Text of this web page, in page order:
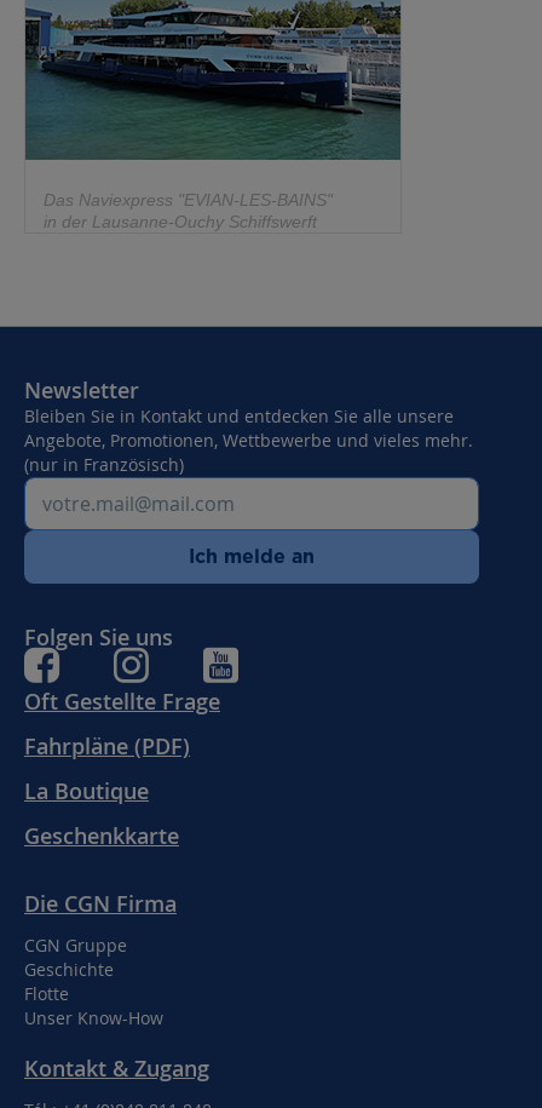
Das Naviexpress "EVIAN-LES-BAINS"
in der Lausanne-Ouchy Schiffswerft
Oft Gestellte Frage
Fahrpläne (PDF)
La Boutique
Geschenkkarte
Die CGN Firma
CGN Gruppe
Geschichte
Flotte
Unser Know-How
Kontakt & Zugang
Newsletter
Bleiben Sie in Kontakt und entdecken Sie alle unsere
Angebote, Promotionen, Wettbewerbe und vieles mehr.
(nur in Französisch)
Ich melde an
Folgen Sie uns